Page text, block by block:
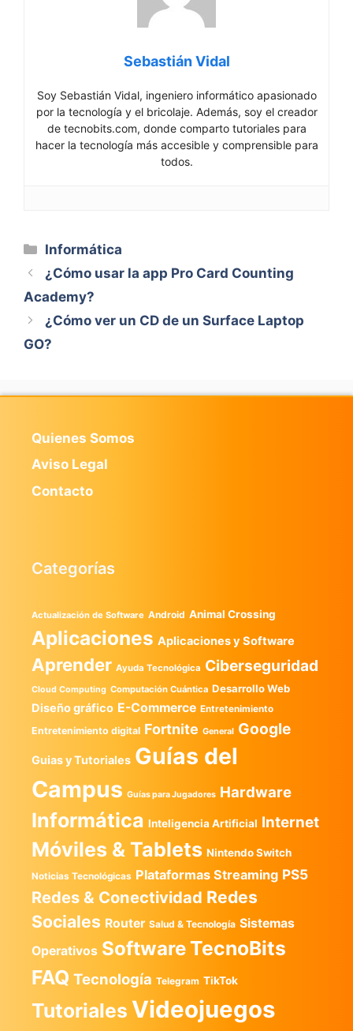
Sebastián Vidal
Soy Sebastián Vidal, ingeniero informático apasionado
por la tecnología y el bricolaje. Además, soy el creador
de tecnobits.com, donde comparto tutoriales para
hacer la tecnología más accesible y comprensible para
todos.
Categorías
Informática
¿Cómo usar la app Pro Card Counting
Academy?
¿Cómo ver un CD de un Surface Laptop
GO?
Quienes Somos
Aviso Legal
Contacto
Categorías
Actualización de Software Android Animal Crossing
Aplicaciones Aplicaciones y Software
Aprender Ayuda Tecnológica Ciberseguridad
Cloud Computing Computación Cuántica Desarrollo Web
Diseño gráfico E-Commerce Entretenimiento
Entretenimiento digital Fortnite General Google
Guias y Tutoriales Guías del
Campus Guías para Jugadores Hardware
Informática Inteligencia Artificial Internet
Móviles & Tablets Nintendo Switch
Noticias Tecnológicas Plataformas Streaming PS5
Redes & Conectividad Redes
Sociales Router Salud & Tecnología Sistemas
Operativos SoftwareTecnoBits
FAQ Tecnología Telegram TikTok
Tutoriales Videojuegos